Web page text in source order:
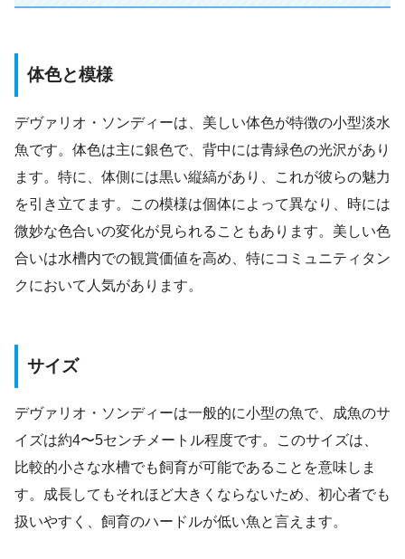
体色と模様
デヴァリオ・ソンディーは、美しい体色が特徴の小型淡水
魚です。体色は主に銀色で、背中には青緑色の光沢があり
ます。特に、体側には黒い縦縞があり、これが彼らの魅力
を引き立てます。この模様は個体によって異なり、時には
微妙な色合いの変化が見られることもあります。美しい色
合いは水槽内での観賞価値を高め、特にコミュニティタン
クにおいて人気があります。
サイズ
デヴァリオ・ソンディーは一般的に小型の魚で、成魚のサ
イズは約4〜5センチメートル程度です。このサイズは、
比較的小さな水槽でも飼育が可能であることを意味しま
す。成長してもそれほど大きくならないため、初心者でも
扱いやすく、飼育のハードルが低い魚と言えます。